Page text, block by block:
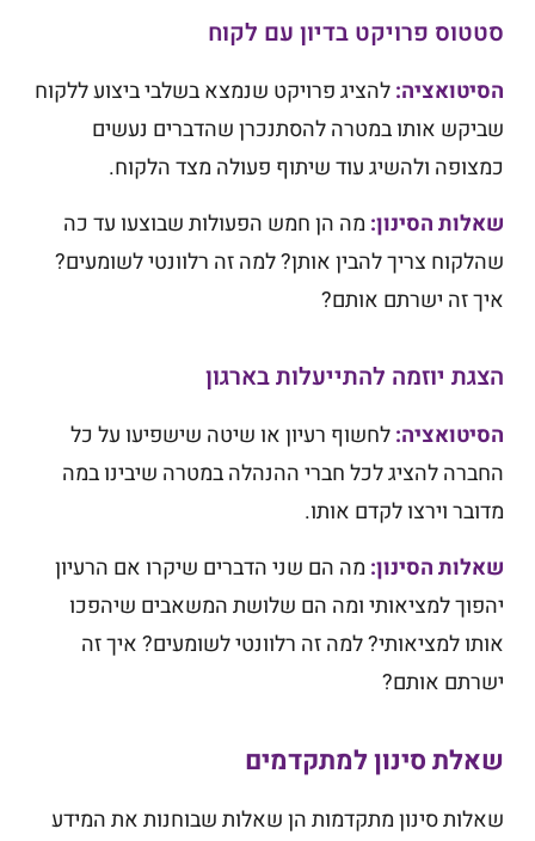
סטטוס פרויקט בדיון עם לקוח
הסיטואציה:להציג פרויקט שנמצא בשלבי ביצוע ללקוח
שביקש אותו במטרה להסתנכרן שהדברים נעשים
כמצופה ולהשיג עוד שיתוף פעולה מצד הלקוח.
שאלות הסינון:מה הן חמש הפעולות שבוצעו עד כה
שהלקוח צריך להבין אותן? למה זה רלוונטי לשומעים?
איך זה ישרתם אותם?
הצגת יוזמה להתייעלות בארגון
הסיטואציה:לחשוף רעיון או שיטה שישפיעו על כל
החברה להציג לכל חברי ההנהלה במטרה שיבינו במה
מדובר וירצו לקדם אותו.
שאלות הסינון:מה הם שני הדברים שיקרו אם הרעיון
יהפוך למציאותי ומה הם שלושת המשאבים שיהפכו
אותו למציאותי? למה זה רלוונטי לשומעים? איך זה
ישרתם אותם?
שאלת סינון למתקדמים
שאלות סינון מתקדמות הן שאלות שבוחנות את המידע